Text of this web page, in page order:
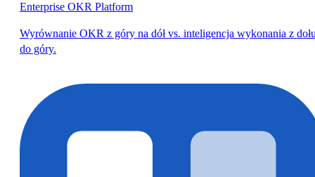
Enterprise OKR Platform